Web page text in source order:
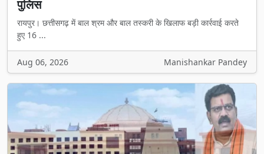
पुलिस
रायपुर। छत्तीसगढ़ में बाल श्रम और बाल तस्करी के खिलाफ बड़ी कार्रवाई करते
हुए 16 ...
Aug 06, 2026 Manishankar Pandey